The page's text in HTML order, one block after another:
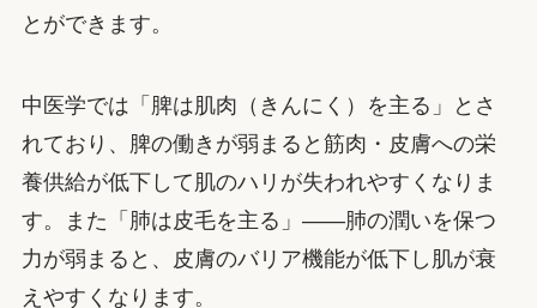
とができます。
中医学では「脾は肌肉（きんにく）を主る」とさ
れており、脾の働きが弱まると筋肉・皮膚への栄
養供給が低下して肌のハリが失われやすくなりま
す。また「肺は皮毛を主る」——肺の潤いを保つ
力が弱まると、皮膚のバリア機能が低下し肌が衰
えやすくなります。